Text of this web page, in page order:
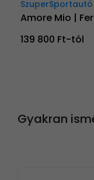
Amore Mio |
139 800 Ft-tól
Gyakran